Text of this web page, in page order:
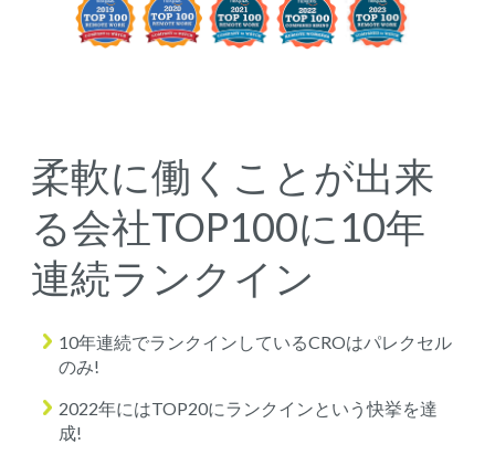
柔軟に働くことが出来
る会社TOP100に10年
連続ランクイン
10年連続でランクインしているCROはパレクセル
のみ!
2022年にはTOP20にランクインという快挙を達
成!